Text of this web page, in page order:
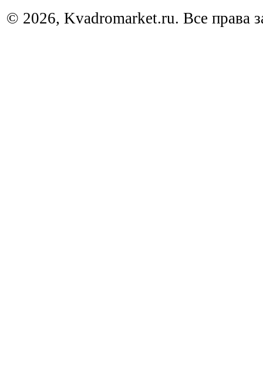
© 2026, Kvadromarket.ru. Все права